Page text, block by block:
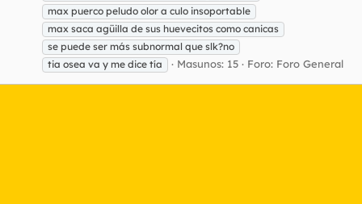
max puerco peludo olor a culo insoportable
max saca agüilla de sus huevecitos como canicas
se puede ser más subnormal que slk?no
tia osea va y me dice tía
Masunos: 15 Foro: Foro General